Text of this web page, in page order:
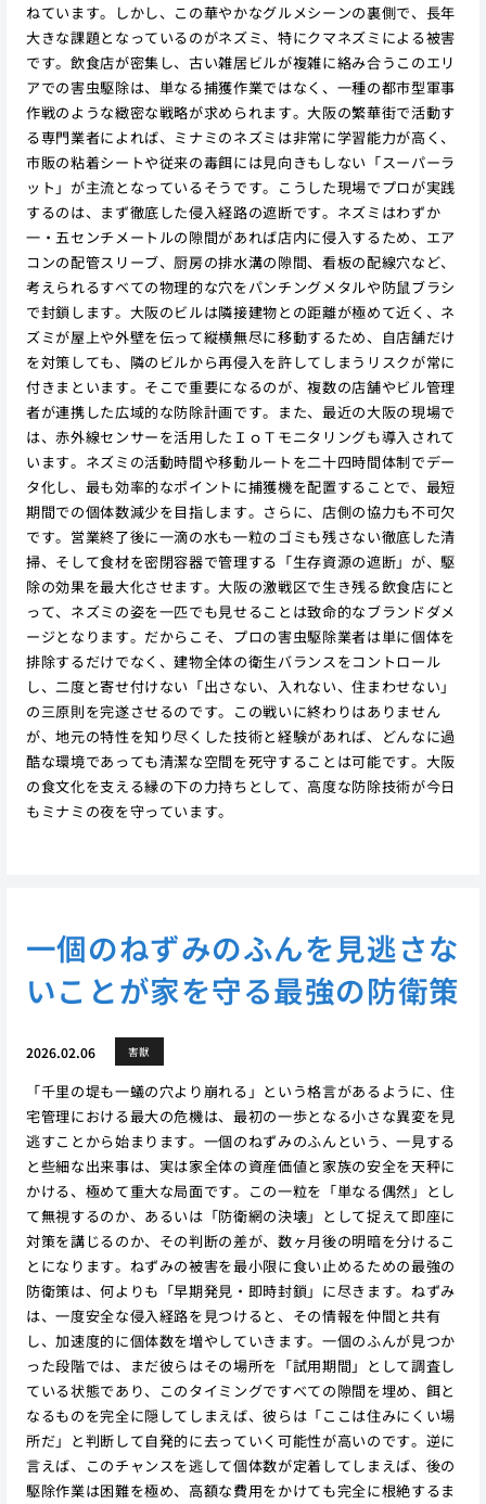
ねています。しかし、この華やかなグルメシーンの裏側で、長年
大きな課題となっているのがネズミ、特にクマネズミによる被害
です。飲食店が密集し、古い雑居ビルが複雑に絡み合うこのエリ
アでの害虫駆除は、単なる捕獲作業ではなく、一種の都市型軍事
作戦のような緻密な戦略が求められます。大阪の繁華街で活動す
る専門業者によれば、ミナミのネズミは非常に学習能力が高く、
市販の粘着シートや従来の毒餌には見向きもしない「スーパーラ
ット」が主流となっているそうです。こうした現場でプロが実践
するのは、まず徹底した侵入経路の遮断です。ネズミはわずか
一・五センチメートルの隙間があれば店内に侵入するため、エア
コンの配管スリーブ、厨房の排水溝の隙間、看板の配線穴など、
考えられるすべての物理的な穴をパンチングメタルや防鼠ブラシ
で封鎖します。大阪のビルは隣接建物との距離が極めて近く、ネ
ズミが屋上や外壁を伝って縦横無尽に移動するため、自店舗だけ
を対策しても、隣のビルから再侵入を許してしまうリスクが常に
付きまといます。そこで重要になるのが、複数の店舗やビル管理
者が連携した広域的な防除計画です。また、最近の大阪の現場で
は、赤外線センサーを活用したＩｏＴモニタリングも導入されて
います。ネズミの活動時間や移動ルートを二十四時間体制でデー
タ化し、最も効率的なポイントに捕獲機を配置することで、最短
期間での個体数減少を目指します。さらに、店側の協力も不可欠
です。営業終了後に一滴の水も一粒のゴミも残さない徹底した清
掃、そして食材を密閉容器で管理する「生存資源の遮断」が、駆
除の効果を最大化させます。大阪の激戦区で生き残る飲食店にと
って、ネズミの姿を一匹でも見せることは致命的なブランドダメ
ージとなります。だからこそ、プロの害虫駆除業者は単に個体を
排除するだけでなく、建物全体の衛生バランスをコントロール
し、二度と寄せ付けない「出さない、入れない、住まわせない」
の三原則を完遂させるのです。この戦いに終わりはありません
が、地元の特性を知り尽くした技術と経験があれば、どんなに過
酷な環境であっても清潔な空間を死守することは可能です。大阪
の食文化を支える縁の下の力持ちとして、高度な防除技術が今日
もミナミの夜を守っています。
一個のねずみのふんを見逃さな
いことが家を守る最強の防衛策
2026.02.06 害獣
「千里の堤も一蟻の穴より崩れる」という格言があるように、住
宅管理における最大の危機は、最初の一歩となる小さな異変を見
逃すことから始まります。一個のねずみのふんという、一見する
と些細な出来事は、実は家全体の資産価値と家族の安全を天秤に
かける、極めて重大な局面です。この一粒を「単なる偶然」とし
て無視するのか、あるいは「防衛網の決壊」として捉えて即座に
対策を講じるのか、その判断の差が、数ヶ月後の明暗を分けるこ
とになります。ねずみの被害を最小限に食い止めるための最強の
防衛策は、何よりも「早期発見・即時封鎖」に尽きます。ねずみ
は、一度安全な侵入経路を見つけると、その情報を仲間と共有
し、加速度的に個体数を増やしていきます。一個のふんが見つか
った段階では、まだ彼らはその場所を「試用期間」として調査し
ている状態であり、このタイミングですべての隙間を埋め、餌と
なるものを完全に隠してしまえば、彼らは「ここは住みにくい場
所だ」と判断して自発的に去っていく可能性が高いのです。逆に
言えば、このチャンスを逃して個体数が定着してしまえば、後の
駆除作業は困難を極め、高額な費用をかけても完全に根絶するま